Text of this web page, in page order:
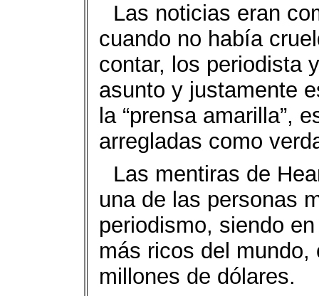
Las noticias eran
cuando no había
contar, los periodista
asunto y justamente
la “prensa amarilla”,
arregladas como
Las mentiras de
una de las personas
periodismo, siendo
más ricos del
millones de dólares.